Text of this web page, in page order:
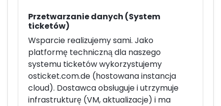
Przetwarzanie danych (System
ticketów)
Wsparcie realizujemy sami. Jako
platformę techniczną dla naszego
systemu ticketów wykorzystujemy
osticket.com.de (hostowana instancja
cloud). Dostawca obsługuje i utrzymuje
infrastrukturę (VM, aktualizacje) i ma